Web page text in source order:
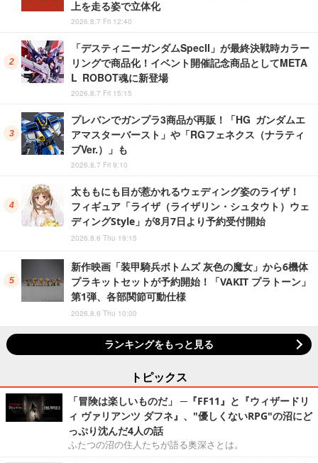
上を走る姿で立体化
2026.8.7 Fri 12:40
「デスティニーガンダムSpecII」が最終決戦時カラー
リングで商品化！イベント開催記念商品としてMETA
L ROBOT魂に新登場
2026.8.7 Fri 15:15
プレバンでガンプラ3商品が再販！「HG ガンダムエ
アマスターバースト」や「RGフェネクス（ナラティ
ブVer.）」も
2026.8.7 Fri 9:10
太ももにも目が惹かれるウェディング姿のライザ！
フィギュア「ライザ（ライザリン・シュタウト）ウェ
ディングStyle」が8月7日より予約受付開始
2026.8.6 Thu 19:15
新作映画「装甲騎兵ボトムズ 灰色の魔女」から6機体
プラキットセットが予約開始！「VAKIT プラトーン」
第1弾、各部関節可動仕様
2026.8.6 Thu 10:00
ランキングをもっと見る
トピックス
「冒険は楽しいものだ」 ─『FF11』と『ウィザードリ
ィ ヴァリアンツ ダフネ』、"優しくないRPG"の沼にど
っぷり沈んだ4人の話
ふたつの沼の住人たちが語る奥深さとは。